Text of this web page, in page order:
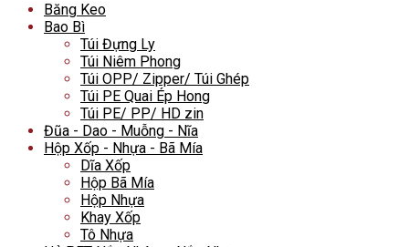
Băng Keo
Bao Bì
Túi Đựng Ly
Túi Niêm Phong
Túi OPP/ Zipper/ Túi Ghép
Túi PE Quai Ép Hong
Túi PE/ PP/ HD zin
Đũa - Dao - Muỗng - Nĩa
Hộp Xốp - Nhựa - Bã Mía
Dĩa Xốp
Hộp Bã Mía
Hộp Nhựa
Khay Xốp
Tô Nhựa